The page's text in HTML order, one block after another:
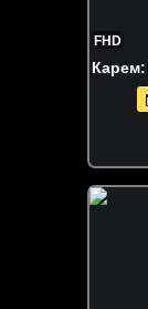
FHD
Карем: